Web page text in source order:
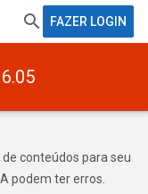
FAZER LOGIN
conteúdos para seu
podem ter erros.